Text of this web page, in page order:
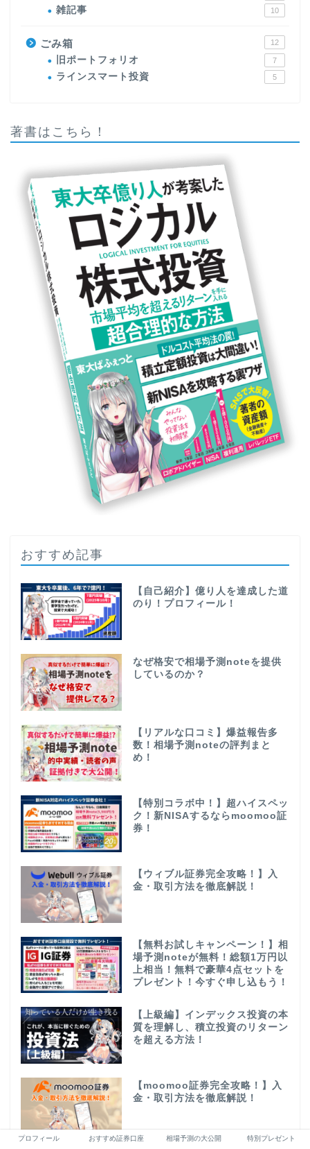
雑記事 10
ごみ箱 12
旧ポートフォリオ 7
ラインスマート投資 5
著書はこちら！
おすすめ記事
【自己紹介】億り人を達成した道
のり！プロフィール！
なぜ格安で相場予測noteを提供
しているのか？
【リアルな口コミ】爆益報告多
数！相場予測noteの評判まと
め！
【特別コラボ中！】超ハイスペッ
ク！新NISAするならmoomoo証
券！
【ウィブル証券完全攻略！】入
金・取引方法を徹底解説！
【無料お試しキャンペーン！】相
場予測noteが無料！総額1万円以
上相当！無料で豪華4点セットを
プレゼント！今すぐ申し込もう！
【上級編】インデックス投資の本
質を理解し、積立投資のリターン
を超える方法！
【moomoo証券完全攻略！】入
金・取引方法を徹底解説！
プロフィール おすすめ証券口座 相場予測の大公開 特別プレゼント